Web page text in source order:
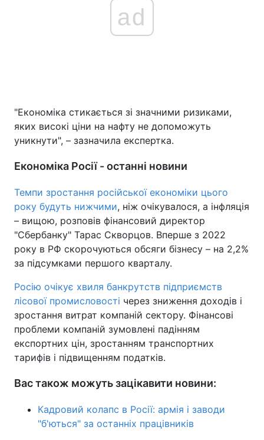
ad
"Економіка стикається зі значними ризиками,
яких високі ціни на нафту не допоможуть
уникнути", – зазначила експертка.
Економіка Росії - останні новини
Темпи зростання російської економіки цього
року будуть нижчими, ніж очікувалося, а інфляція
– вищою, розповів фінансовий директор
"Сбербанку" Тарас Скворцов. Вперше з 2022
року в РФ скорочуються обсяги бізнесу – на 2,2%
за підсумками першого кварталу.
Росію очікує хвиля банкрутств підприємств
лісової промисловості через зниження доходів і
зростання витрат компаній сектору. Фінансові
проблеми компаній зумовлені падінням
експортних цін, зростанням транспортних
тарифів і підвищенням податків.
Вас також можуть зацікавити новини:
Кадровий колапс в Росії: армія і заводи
"б'ються" за останніх працівників